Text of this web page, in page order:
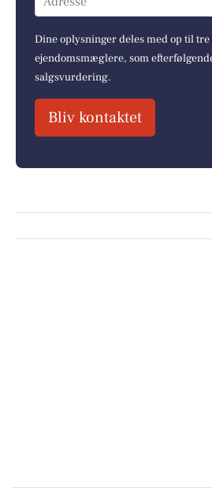
Dine oplysninger deles med op til
ejendomsmæglere, som
salgsvurdering.
Bliv kontaktet